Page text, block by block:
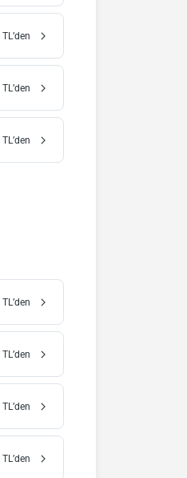
TL’den
TL’den
TL’den
TL’den
TL’den
TL’den
TL’den